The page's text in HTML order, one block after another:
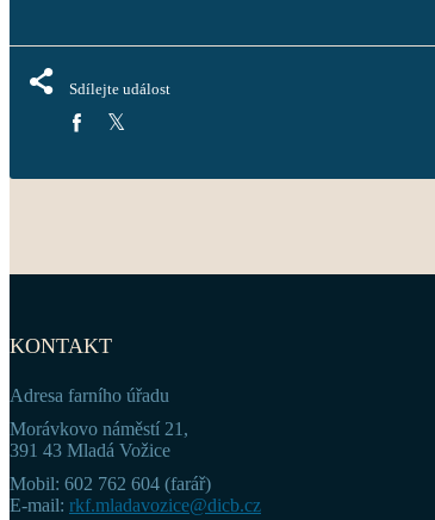
Sdílejte událost
KONTAKT
Adresa farního úřadu
Morávkovo náměstí 21,
391 43 Mladá Vožice
Mobil: 602 762 604 (farář)
E-mail: rkf.mladavozice@dicb.cz